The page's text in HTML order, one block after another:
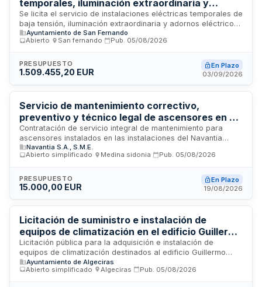
temporales, iluminación extraordinaria y
adornos eléctricos para las festividades
navideñas
Se licita el servicio de instalaciones eléctricas temporales de
baja tensión, iluminación extraordinaria y adornos eléctricos
para las festividades de Navidad y Reyes durante los
periodos 2026-2027 y 2027-2028. El contrato comprende el
garantizando el cumplimiento de la normativa electrotécnica
vigente. Se trata de una prestación unitaria adjudicada a una
trabajos de carácter temporal en ferias y eventos similares.
Ayuntamiento de San Fernando
Abierto
San fernando Pub. 05/08/2026
PRESUPUESTO
1.509.455,20 EUR
En Plazo
03/09/2026
Servicio de mantenimiento correctivo,
preventivo y técnico legal de ascensores en el
Navantia Training Center de San Fernando
Contratación de servicio integral de mantenimiento para
ascensores instalados en las instalaciones del Navantia
Training Center ubicado en San Fernando, Cádiz. El servicio
comprende tareas de mantenimiento correctivo, preventivo y
inicial es de un año con posibilidad de prórroga por tres
años adicionales. La adjudicación se realizará según
procedimiento abierto simplificado abreviado.
Navantia S.A., S.M.E.
Abierto simplificado
Medina sidonia Pub. 05/08/2026
PRESUPUESTO
15.000,00 EUR
En Plazo
19/08/2026
Licitación de suministro e instalación de
equipos de climatización en el edificio Guillermo
Pérez Villalta - Ayuntamiento de Algeciras
Licitación pública para la adquisición e instalación de
equipos de climatización destinados al edificio Guillermo
Pérez Villalta, sede de la Delegación de Cultura del
Ayuntamiento de Algeciras. Los trabajos incluyen el
Ayuntamiento de Algeciras
Abierto simplificado
Algeciras Pub. 05/08/2026